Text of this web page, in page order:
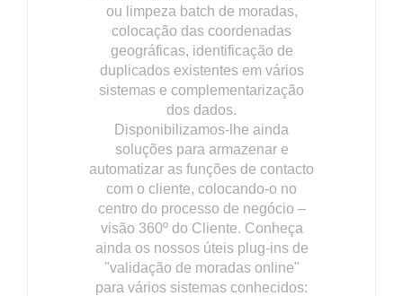
ou limpeza batch de moradas,
colocação das coordenadas
geográficas, identificação de
duplicados existentes em vários
sistemas e complementarização
dos dados.
Disponibilizamos-lhe ainda
soluções para armazenar e
automatizar as funções de contacto
com o cliente, colocando-o no
centro do processo de negócio –
visão 360º do Cliente. Conheça
ainda os nossos úteis plug-ins de
"validação de moradas online"
para vários sistemas conhecidos: